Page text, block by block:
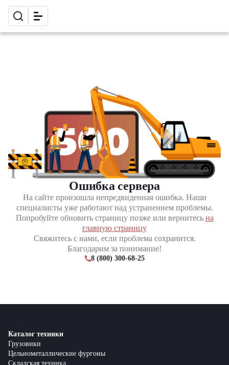
Ошибка сервера
На сайте произошла непредвиденная ошибка. Наши
специалисты уже работают над устранением проблемы.
Попробуйте обновить страницу позже или вернитесь на
главную страницу
Свяжитесь с нами, если проблема сохранится.
Благодарим за понимание!
8 (800) 300-68-25
Каталог техники
Грузовики
Цельнометаллические фургоны
Складская техника